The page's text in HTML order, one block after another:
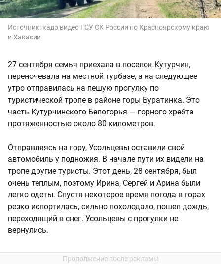
Источник: кадр видео ГСУ СК России по Красноярскому краю
и Хакасии
27 сентября семья приехала в поселок Кутурчин,
переночевала на местной турбазе, а на следующее
утро отправилась на пешую прогулку по
туристической тропе в районе горы Буратинка. Это
часть Кутурчинского Белогорья — горного хребта
протяженностью около 80 километров.
Отправляясь на гору, Усольцевы оставили свой
автомобиль у подножия. В начале пути их видели на
тропе другие туристы. Этот день, 28 сентября, был
очень теплым, поэтому Ирина, Сергей и Арина были
легко одеты. Спустя некоторое время погода в горах
резко испортилась, сильно похолодало, пошел дождь,
переходящий в снег. Усольцевы с прогулки не
вернулись.